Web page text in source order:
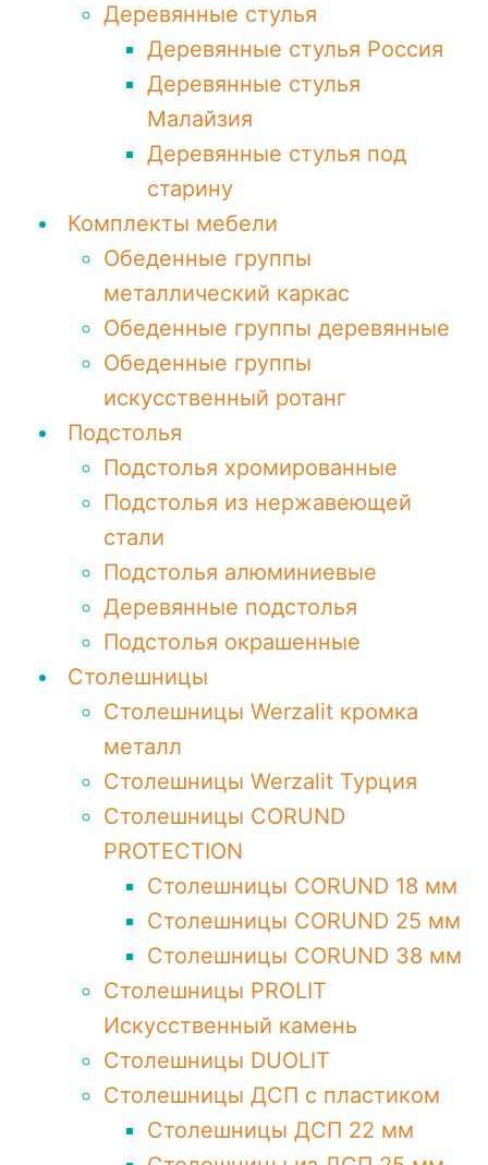
Деревянные стулья
Деревянные стулья Россия
Деревянные стулья
Малайзия
Деревянные стулья под
старину
Комплекты мебели
Обеденные группы
металлический каркас
Обеденные группы деревянные
Обеденные группы
искусственный ротанг
Подстолья
Подстолья хромированные
Подстолья из нержавеющей
стали
Подстолья алюминиевые
Деревянные подстолья
Подстолья окрашенные
Столешницы
Столешницы Werzalit кромка
металл
Столешницы Werzalit Турция
Столешницы CORUND
PROTECTION
Столешницы CORUND 18 мм
Столешницы CORUND 25 мм
Столешницы CORUND 38 мм
Столешницы PROLIT
Искусственный камень
Столешницы DUOLIT
Столешницы ДСП с пластиком
Столешницы ДСП 22 мм